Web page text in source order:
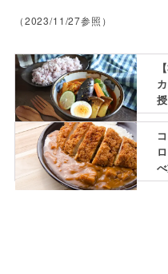
（2023/11/27参照）
授